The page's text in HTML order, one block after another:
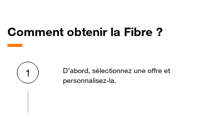
Comment obtenir la Fibre ?
1
D’abord, sélectionnez une offre et
personnalisez-la.